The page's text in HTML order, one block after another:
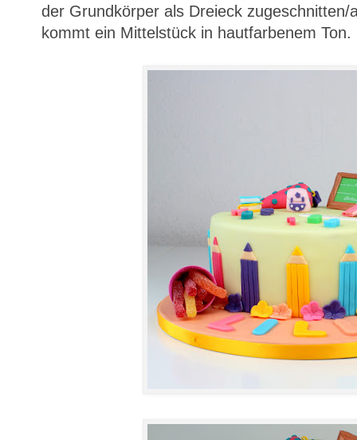
der Grundkörper als Dreieck zugeschnitten/
kommt ein Mittelstück in hautfarbenem Ton.